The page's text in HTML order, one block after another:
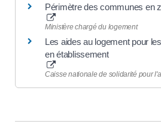
Périmètre des communes en
Ministère chargé du logement
Les aides au logement pour
en établissement
Caisse nationale de solidarité pour